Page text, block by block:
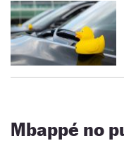
Mbappé no